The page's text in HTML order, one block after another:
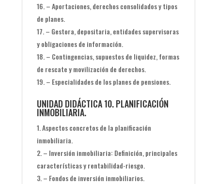
– Aportaciones, derechos consolidados y tipos
de planes.
– Gestora, depositaria, entidades supervisoras
y obligaciones de información.
– Contingencias, supuestos de liquidez, formas
de rescate y movilización de derechos.
– Especialidades de los planes de pensiones.
UNIDAD DIDÁCTICA 10. PLANIFICACIÓN
INMOBILIARIA.
Aspectos concretos de la planificación
inmobiliaria.
– Inversión inmobiliaria: Definición, principales
características y rentabilidad-riesgo.
– Fondos de inversión inmobiliarios.